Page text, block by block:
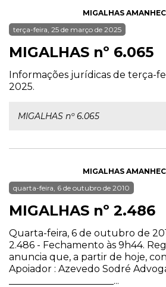
MIGALHAS
terça-feira, 25 de março de 2025
MIGALHAS nº 6.065
Informações jurídicas de terça-
2025.
MIGALHAS nº 6.065
MIGALHAS
quarta-feira, 6 de outubro de 2010
MIGALHAS nº 2.486
Quarta-feira, 6 de outubro de
2.486 - Fechamento às 9h44.
anuncia que, a partir de hoje,
Apoiador : Azevedo Sodré
______________________...